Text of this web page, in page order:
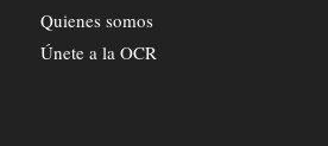
Quienes somos
Únete a la OCR